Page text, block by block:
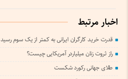
اخبار مرتبط
قدرت خرید کارگران ایرانی به کمتر از یک سوم رسید
راز ثروت زنان میلیاردر آمریکایی چیست؟
طلای جهانی رکورد شکست